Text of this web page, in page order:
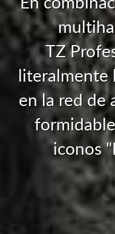
TZ
literalmente
en la red de
iconos